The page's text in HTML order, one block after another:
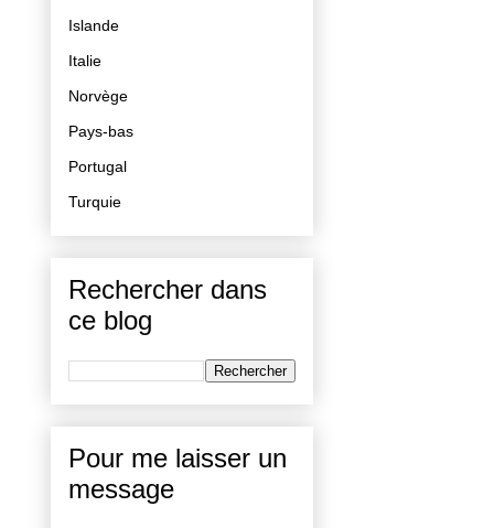
Islande
Italie
Norvège
Pays-bas
Portugal
Turquie
Rechercher dans
ce blog
Pour me laisser un
message